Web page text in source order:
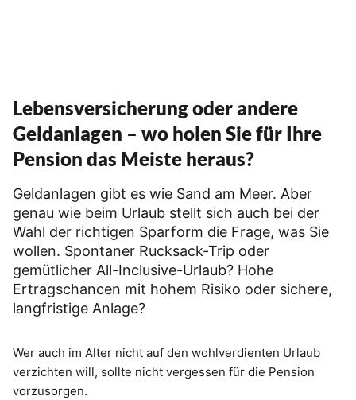
Lebensversicherung oder andere
Geldanlagen – wo holen Sie für Ihre
Pension das Meiste heraus?
Geldanlagen gibt es wie Sand am Meer. Aber
genau wie beim Urlaub stellt sich auch bei der
Wahl der richtigen Sparform die Frage, was Sie
wollen. Spontaner Rucksack-Trip oder
gemütlicher All-Inclusive-Urlaub? Hohe
Ertragschancen mit hohem Risiko oder sichere,
langfristige Anlage?
Wer auch im Alter nicht auf den wohlverdienten Urlaub
verzichten will, sollte nicht vergessen für die Pension
vorzusorgen.